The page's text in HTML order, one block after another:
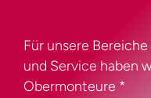
Für unsere
und Service haben
Obermonteure *